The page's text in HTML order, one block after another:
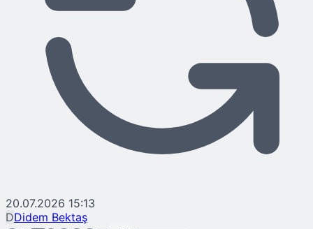
20.07.2026 15:13
DDidem Bektaş